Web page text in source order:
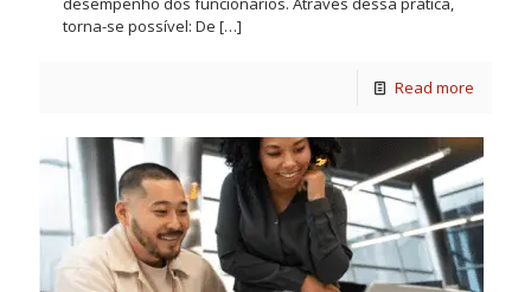
torna-se possível: De […]
Read more